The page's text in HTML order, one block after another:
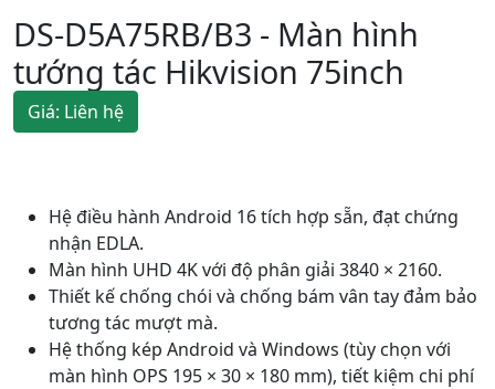
DS-D5A75RB/B3 - Màn hình
tướng tác Hikvision 75inch
Giá: Liên hệ
Hệ điều hành Android 16 tích hợp sẵn, đạt chứng
nhận EDLA.
Màn hình UHD 4K với độ phân giải 3840 × 2160.
Thiết kế chống chói và chống bám vân tay đảm bảo
tương tác mượt mà.
Hệ thống kép Android và Windows (tùy chọn với
màn hình OPS 195 × 30 × 180 mm), tiết kiệm chi phí